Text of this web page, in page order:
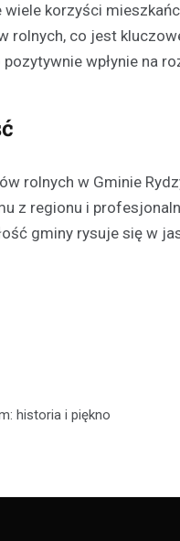
korzyści
co jest
wpłynie na
rolnych w Gminie
z regionu i
gminy rysuje się w
historia i piękno